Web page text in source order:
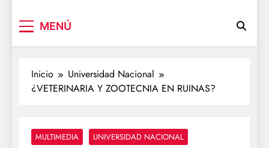
MENÚ
Inicio
Universidad Nacional
¿VETERINARIA Y ZOOTECNIA EN RUINAS?
MULTIMEDIA UNIVERSIDAD NACIONAL